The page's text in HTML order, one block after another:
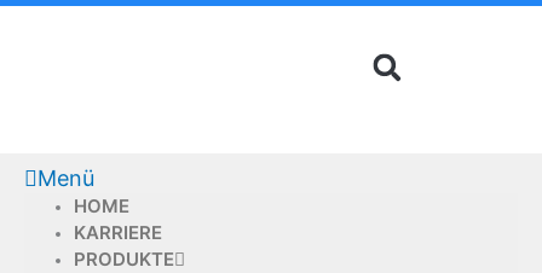
Zum
Menü
HOME
KARRIERE
PRODUKTE